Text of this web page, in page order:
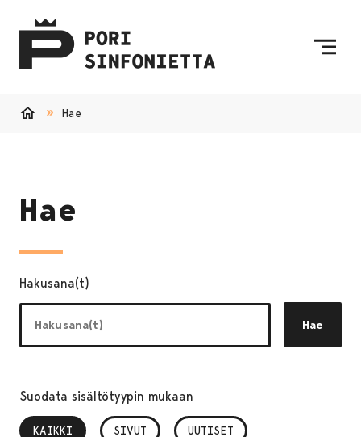
Hae
Hae
Hakusana(t)
Hae
Suodata sisältötyypin mukaan
KAIKKI
, VALITTU SIVUT UUTISET